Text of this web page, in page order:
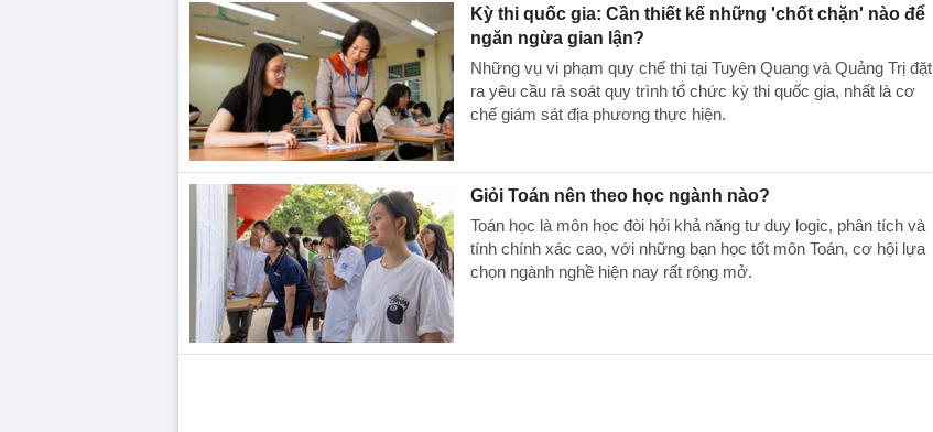
Kỳ thi quốc gia: Cần thiết kế những 'chốt chặn' nào để
ngăn ngừa gian lận?
Những vụ vi phạm quy chế thi tại Tuyên Quang và Quảng Trị đặt
ra yêu cầu rà soát quy trình tổ chức kỳ thi quốc gia, nhất là cơ
chế giám sát địa phương thực hiện.
Giỏi Toán nên theo học ngành nào?
Toán học là môn học đòi hỏi khả năng tư duy logic, phân tích và
tính chính xác cao, với những bạn học tốt môn Toán, cơ hội lựa
chọn ngành nghề hiện nay rất rộng mở.